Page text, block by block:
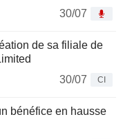
30/07
de sa filiale de
30/07
CI
bénéfice en hausse